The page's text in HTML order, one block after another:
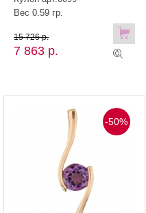
Вес 0.59 гр.
7 863 р.
15 726 р.
-50%